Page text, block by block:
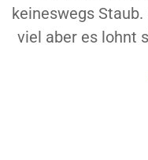
keineswegs
viel aber es lohnt